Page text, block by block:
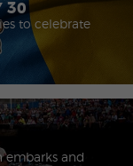
30
to celebrate
embarks and